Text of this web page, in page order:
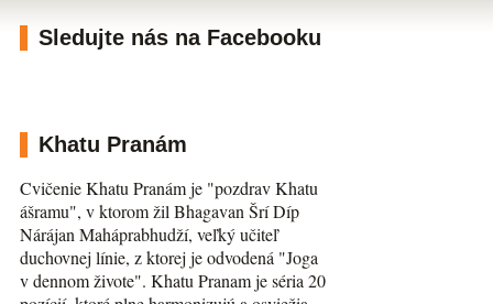
Sledujte nás na Facebooku
Khatu Pranám
Cvičenie Khatu Pranám je "pozdrav Khatu
ášramu", v ktorom žil Bhagavan Šrí Díp
Nárájan Maháprabhudží, veľký učiteľ
duchovnej línie, z ktorej je odvodená "Joga
v dennom živote". Khatu Pranam je séria 20